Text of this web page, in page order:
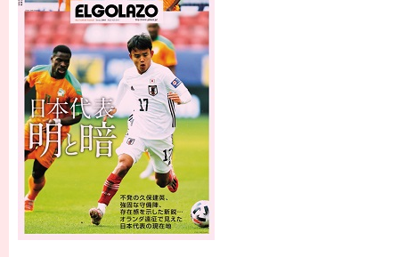
［3216号］行く末占うラストワン
［3217号］最高の景色へ出国
［3218号］WEEKLY EG SELECTION
［3219号］特別な覇者へ 大逆転か連破か